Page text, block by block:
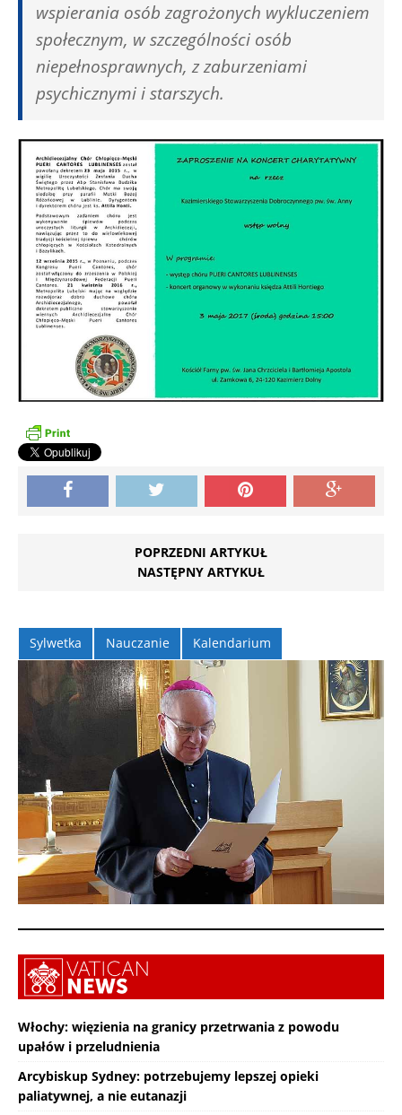
wspierania osób zagrożonych wykluczeniem
społecznym, w szczególności osób
niepełnosprawnych, z zaburzeniami
psychicznymi i starszych.
POPRZEDNI ARTYKUŁ
NASTĘPNY ARTYKUŁ
Sylwetka Nauczanie Kalendarium
Włochy: więzienia na granicy przetrwania z powodu
upałów i przeludnienia
Arcybiskup Sydney: potrzebujemy lepszej opieki
paliatywnej, a nie eutanazji